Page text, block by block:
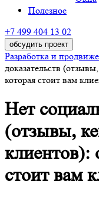
Полезное
+7 499 404 13 02
обсудить проект
Разработка и
доказательств
которая стоит вам
Нет
(отзывы,
клиентов):
стоит вам